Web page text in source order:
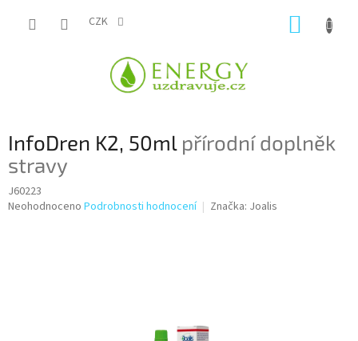
CZK
InfoDren K2, 50ml přírodní doplněk
stravy
J60223
Průměrné
Neohodnoceno Podrobnosti hodnocení Značka: Joalis